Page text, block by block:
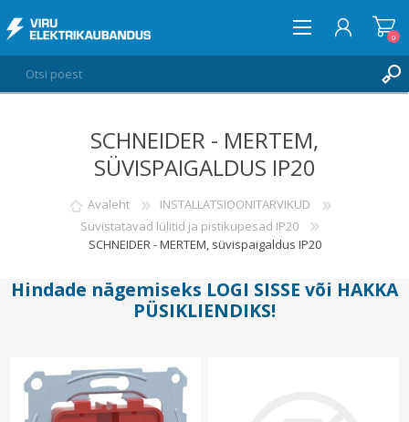
LOGI SISSE
SOOVIKORV 0
0
SCHNEIDER - MERTEM,
SÜVISPAIGALDUS IP20
Avaleht
INSTALLATSIOONITARVIKUD
Süvistatavad lülitid ja pistikupesad IP20
SCHNEIDER - MERTEM, süvispaigaldus IP20
Hindade nägemiseks LOGI SISSE või HAKKA
PÜSIKLIENDIKS!